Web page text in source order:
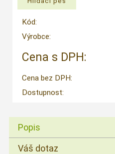
Kód:
Výrobce:
Cena s DPH:
Cena bez DPH:
Dostupnost:
Popis
Váš dotaz